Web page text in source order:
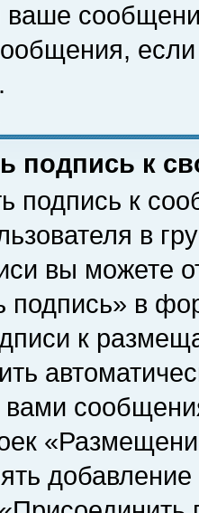
ваше
подпись к
подпись к
в
вы можете
подпись» в
к